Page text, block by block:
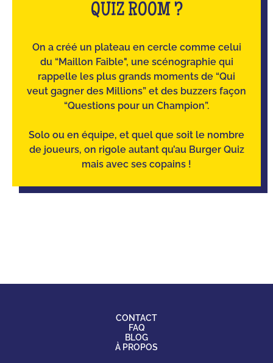
QUIZ ROOM ?
On a créé un plateau en cercle comme celui
du “Maillon Faible", une scénographie qui
rappelle les plus grands moments de “Qui
veut gagner des Millions” et des buzzers façon
“Questions pour un Champion”.
Solo ou en équipe, et quel que soit le nombre
de joueurs, on rigole autant qu’au Burger Quiz
mais avec ses copains !
CONTACT
FAQ
BLOG
À PROPOS